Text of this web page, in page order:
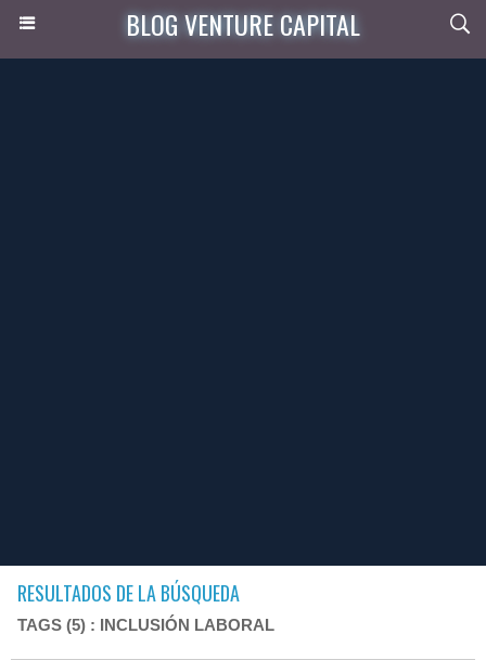
BLOG VENTURE CAPITAL
RESULTADOS DE LA BÚSQUEDA
TAGS (5) : INCLUSIÓN LABORAL